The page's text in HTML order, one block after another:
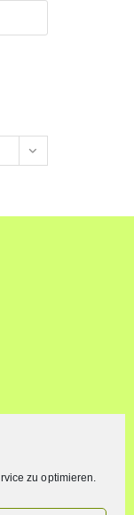
zu optimieren.